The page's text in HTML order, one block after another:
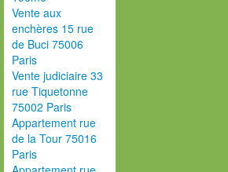
Vente aux
enchères 15 rue
de Buci 75006
Paris
Vente judiciaire 33
rue Tiquetonne
75002 Paris
Appartement rue
de la Tour 75016
Paris